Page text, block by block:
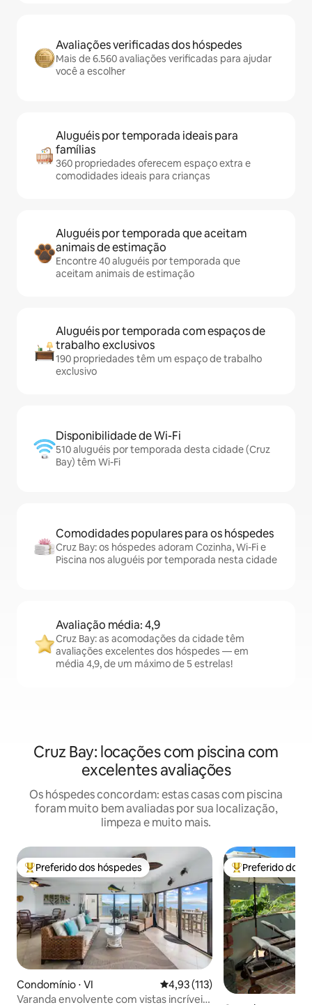
Avaliações verificadas dos hóspedes
Mais de 6.560 avaliações verificadas para ajudar
você a escolher
Aluguéis por temporada ideais para
famílias
360 propriedades oferecem espaço extra e
comodidades ideais para crianças
Aluguéis por temporada que aceitam
animais de estimação
Encontre 40 aluguéis por temporada que
aceitam animais de estimação
Aluguéis por temporada com espaços de
trabalho exclusivos
190 propriedades têm um espaço de trabalho
exclusivo
Disponibilidade de Wi-Fi
510 aluguéis por temporada desta cidade (Cruz
Bay) têm Wi-Fi
Comodidades populares para os hóspedes
Cruz Bay: os hóspedes adoram Cozinha, Wi-Fi e
Piscina nos aluguéis por temporada nesta cidade
Avaliação média: 4,9
Cruz Bay: as acomodações da cidade têm
avaliações excelentes dos hóspedes — em
média 4,9, de um máximo de 5 estrelas!
Cruz Bay: locações com piscina com
excelentes avaliações
Os hóspedes concordam: estas casas com piscina
foram muito bem avaliadas por sua localização,
limpeza e muito mais.
Entre os melhores preferidos dos hóspedes
Preferido dos hóspedes
Condomínio ⋅ VI 4,93 de uma avaliação média de
4,93 (113)
Varanda envolvente com vistas incríveis!
Entre os
Preferido dos